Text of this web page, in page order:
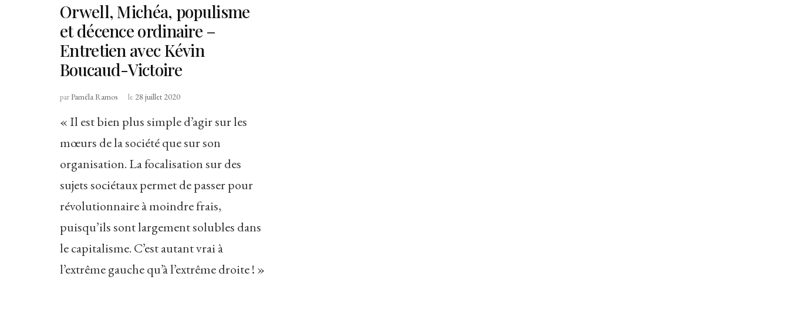
Orwell, Michéa, populisme
et décence ordinaire –
Entretien avec Kévin
Boucaud-Victoire
parPaméla Ramos le 28 juillet 2020
« Il est bien plus simple d’agir sur les
mœurs de la société que sur son
organisation. La focalisation sur des
sujets sociétaux permet de passer pour
révolutionnaire à moindre frais,
puisqu’ils sont largement solubles dans
le capitalisme. C’est autant vrai à
l’extrême gauche qu’à l’extrême droite ! »